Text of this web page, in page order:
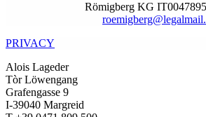
Römigberg KG
PRIVACY
Alois Lageder
Tòr Löwengang
Grafengasse 9
I-39040 Margreid